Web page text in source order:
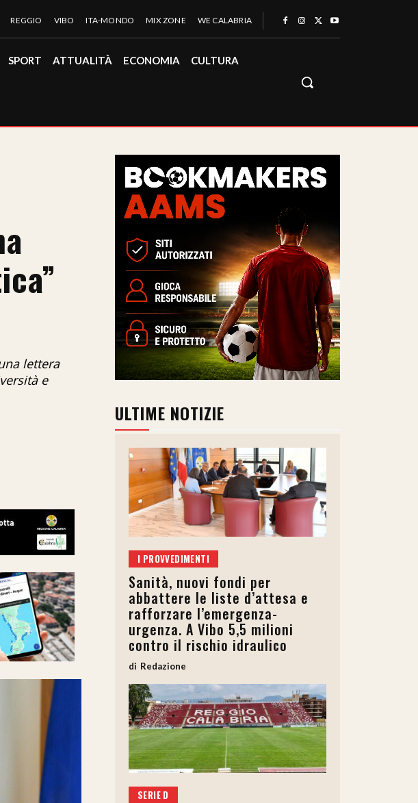
REGGIO VIBO ITA-MONDO MIX ZONE WE CALABRIA
SPORT ATTUALITÀ ECONOMIA CULTURA
lettera
e
ULTIME NOTIZIE
I PROVVEDIMENTI
Sanità, nuovi fondi per
abbattere le liste d’attesa e
rafforzare l’emergenza-
urgenza. A Vibo 5,5 milioni
contro il rischio idraulico
Redazione
SERIE D